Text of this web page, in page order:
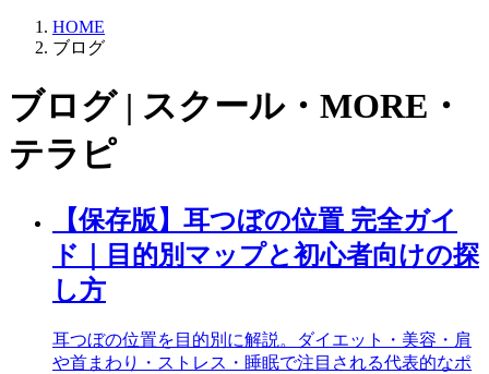
HOME
ブログ
ブログ | スクール・MORE・
テラピ
【保存版】耳つぼの位置 完全ガイ
ド｜目的別マップと初心者向けの探
し方
耳つぼの位置を目的別に解説。ダイエット・美容・肩
や首まわり・ストレス・睡眠で注目される代表的なポ